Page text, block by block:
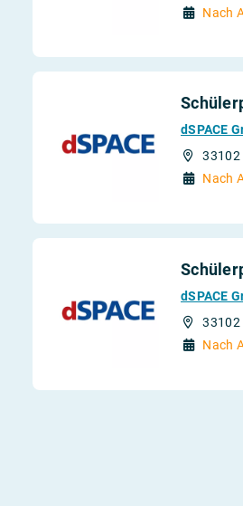
Nach
dSPACE
33102
Nach
dSPACE
33102
Nach